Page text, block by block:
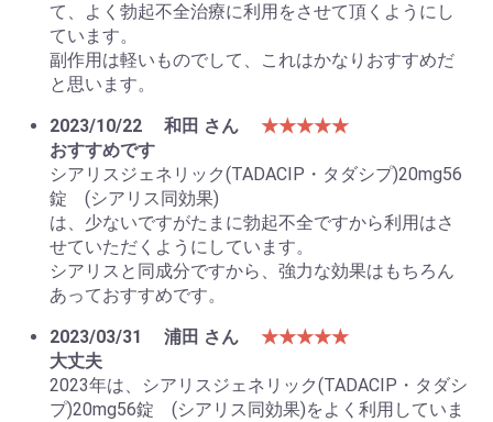
て、よく勃起不全治療に利用をさせて頂くようにし
ています。
副作用は軽いものでして、これはかなりおすすめだ
と思います。
2023/10/22
和田 さん
★★★★★
おすすめです
シアリスジェネリック(TADACIP・タダシプ)20mg56
錠 (シアリス同効果)
は、少ないですがたまに勃起不全ですから利用はさ
せていただくようにしています。
シアリスと同成分ですから、強力な効果はもちろん
あっておすすめです。
2023/03/31
浦田 さん
★★★★★
大丈夫
2023年は、シアリスジェネリック(TADACIP・タダシ
プ)20mg56錠 (シアリス同効果)をよく利用していま